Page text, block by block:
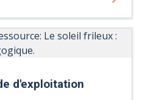
d'exploitation